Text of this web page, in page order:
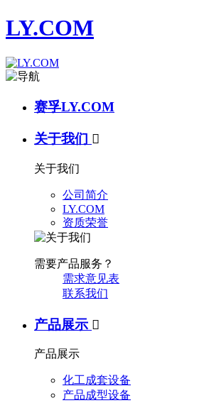
LY.COM
赛孚LY.COM
关于我们 
关于我们
公司简介
LY.COM
资质荣誉
需要产品服务？
需求意见表
联系我们
产品展示 
产品展示
化工成套设备
产品成型设备